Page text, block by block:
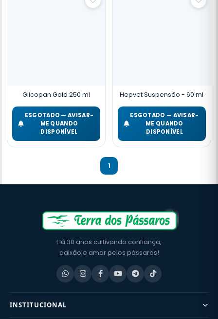
Glicopan Gold 250 ml
ESGOTADO — AVISAR-
ME QUANDO
DISPONÍVEL
Hepvet Suspensão - 60 ml
ESGOTADO — AVISAR-
ME QUANDO
DISPONÍVEL
1
Há 30 anos cultivando confiança,
paixão e amor pelos pássaros!
INSTITUCIONAL